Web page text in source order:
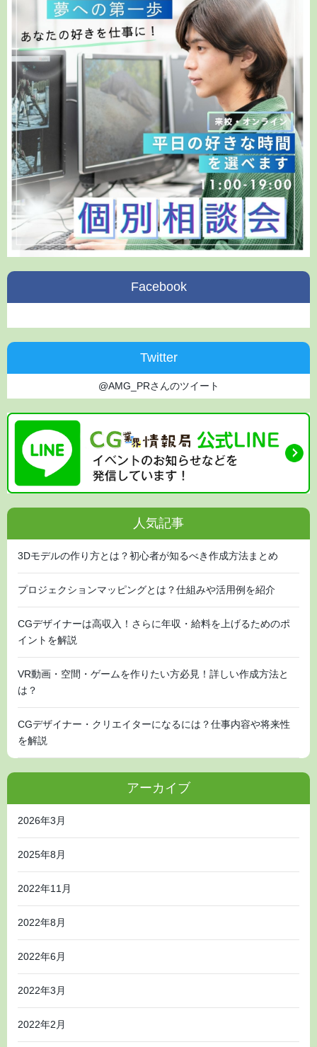
Facebook
Twitter
@AMG_PRさんのツイート
人気記事
3Dモデルの作り方とは？初心者が知るべき作成方法まとめ
プロジェクションマッピングとは？仕組みや活用例を紹介
CGデザイナーは高収入！さらに年収・給料を上げるためのポ
イントを解説
VR動画・空間・ゲームを作りたい方必見！詳しい作成方法と
は？
CGデザイナー・クリエイターになるには？仕事内容や将来性
を解説
アーカイブ
2026年3月
2025年8月
2022年11月
2022年8月
2022年6月
2022年3月
2022年2月